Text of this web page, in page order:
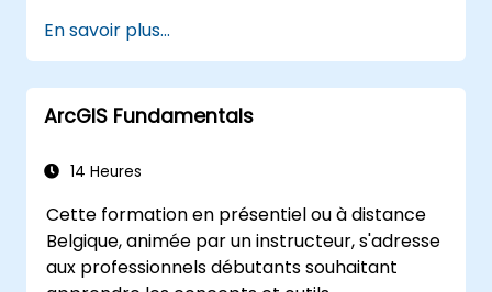
dépannage et résolution des problèmes
courants.
Développer une maîtrise du monitoring et
de la maintenance des environnements
Maîtriser les techniques de sauvegarde,
performances.
En savoir plus...
ArcGIS Fundamentals
14 Heures
Cette formation en présentiel ou à distance
Belgique, animée par un instructeur, s'adresse
aux professionnels débutants souhaitant